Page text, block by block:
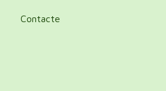
Contacte